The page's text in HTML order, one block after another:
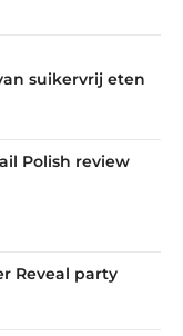
suikervrij eten
Polish review
Reveal party